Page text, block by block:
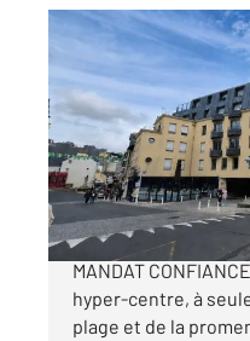
GRANVILLE 50
, 3 pièces
Ref : 43047
Appartement
378
CENTURY 21 Royer
MANDAT
hyper-centre, à
plage et de la